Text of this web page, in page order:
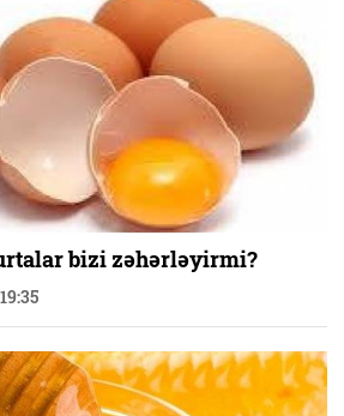
bizi zəhərləyirmi?
19:35